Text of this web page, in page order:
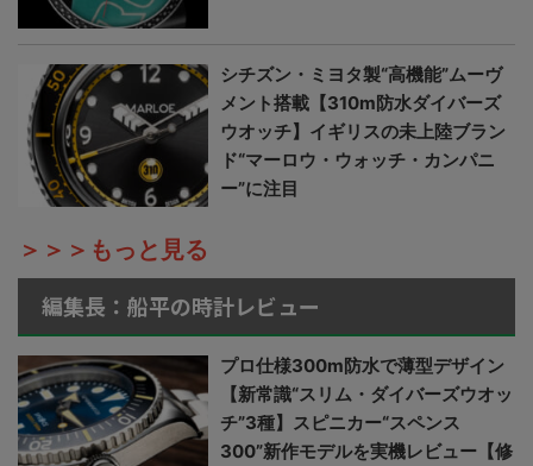
シチズン・ミヨタ製“高機能”ムーヴ
メント搭載【310m防水ダイバーズ
ウオッチ】イギリスの未上陸ブラン
ド“マーロウ・ウォッチ・カンパニ
ー”に注目
＞＞＞もっと見る
編集長：船平の時計レビュー
プロ仕様300m防水で薄型デザイン
【新常識“スリム・ダイバーズウオッ
チ”3種】スピニカー“スペンス
300”新作モデルを実機レビュー【修